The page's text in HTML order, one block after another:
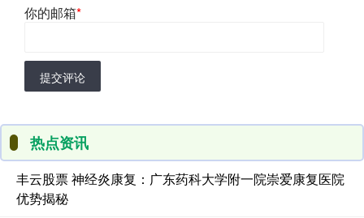
你的邮箱*
提交评论
热点资讯
丰云股票 神经炎康复：广东药科大学附一院崇爱康复医院
优势揭秘